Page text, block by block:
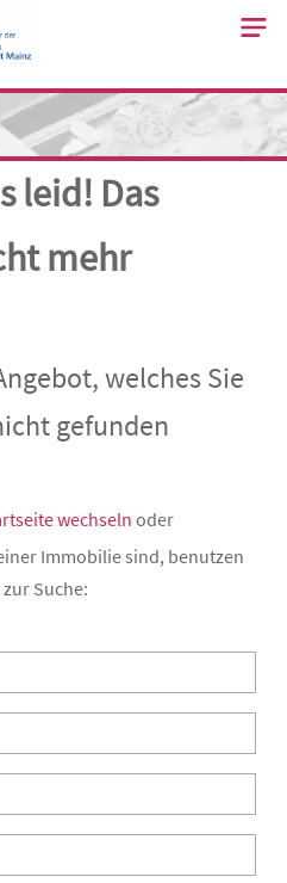
leid! Das
mehr
welches Sie
gefunden
wechselnoder
Immobilie sind, benutzen
Suche: